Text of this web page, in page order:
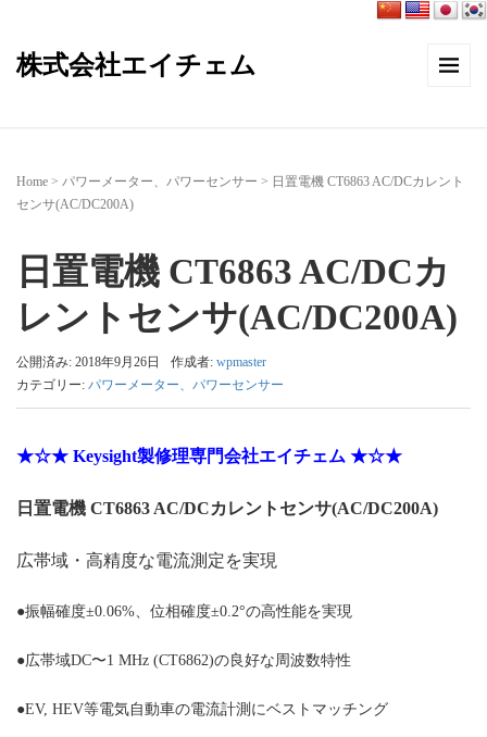
株式会社エイチェム
Home > パワーメーター、パワーセンサー > 日置電機 CT6863 AC/DCカレント
センサ(AC/DC200A)
日置電機 CT6863 AC/DCカ
レントセンサ(AC/DC200A)
公開済み: 2018年9月26日 作成者: wpmaster
カテゴリー: パワーメーター、パワーセンサー
★☆★ Keysight製修理専門会社エイチェム ★☆★
日置電機 CT6863 AC/DCカレントセンサ(AC/DC200A)
広帯域・高精度な電流測定を実現
●振幅確度±0.06%、位相確度±0.2°の高性能を実現
●広帯域DC〜1 MHz (CT6862)の良好な周波数特性
●EV, HEV等電気自動車の電流計測にベストマッチング